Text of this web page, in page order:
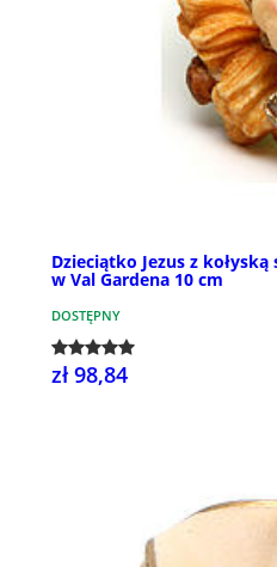
Dzieciątko Jezus z
w Val Gardena 10 cm
DOSTĘPNY
zł 98,84